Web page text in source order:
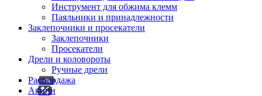
Инструмент для обжима клемм
Паяльники и принадлежности
Заклепочники и просекатели
Заклепочники
Просекатели
Дрели и коловороты
Ручные дрели
Распродажа
Акции